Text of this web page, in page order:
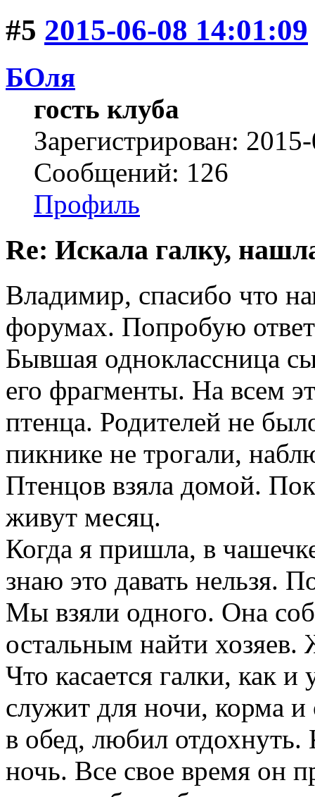
#5 2015-06-08 14:01:09
БОля
гость клуба
Зарегистрирован:
Сообщений: 126
Профиль
Re: Искала галку,
Владимир, спасибо что
форумах. Попробую
Бывшая одноклассница
его фрагменты. На всем
птенца. Родителей не
пикнике не трогали,
Птенцов взяла домой.
живут месяц.
Когда я пришла, в
знаю это давать нельзя.
Мы взяли одного. Она
остальным найти
Что касается галки, как и
служит для ночи, корма
в обед, любил отдохнуть.
ночь. Все свое время он